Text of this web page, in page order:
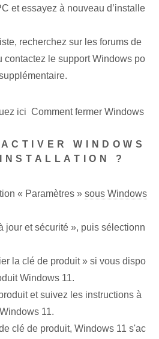
et‌ essayez à nouveau d’installe
recherchez sur les forums de
contactez le support Windows po
ici Comment fermer Windows
WINDOWS
?
« Paramètres »‍ sous Windows
jour et sécurité », puis sélectionn
la clé de produit » si vous dispo
Windows 11.
et suivez les instructions à
11.
clé de produit, Windows 11 s'ac